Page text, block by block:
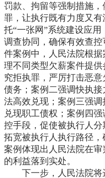
罚款、拘留等强制措施
罪，让执行既有力度又
托“一张网”系统建设应
调查协同，确保有效查
件案例中，人民法院根
理不同类型欠薪案件提
究拒执罪，严厉打击恶
债务；案例二强调快执
法高效兑现；案例三强
兑现职工债权；案例四
控手段，促使被执行人
拓宽被执行人执行路径
案例体现出人民法院在
的利益落到实处。
下一步，人民法院将